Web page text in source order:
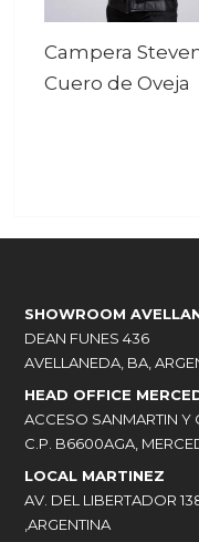
Campera
Cuero de Oveja
SHOWROOM
DEAN FUNES 436
AVELLANEDA, BA,
HEAD OFFICE
ACCESO SANMARTIN Y
C.P. B6600AGA,
LOCAL MARTINEZ
AV. DEL LIBERTADOR
,ARGENTINA